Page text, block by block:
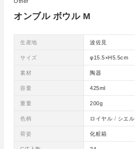
オンブル ボウル M
生産地 波佐見
サイズ φ15.5×H5.5cm
素材 陶器
容量 425ml
重量 200g
色柄 ロイヤル / シエル
荷姿 化粧箱